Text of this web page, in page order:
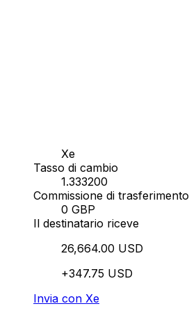
Xe
Tasso di cambio
1.333200
Commissione di trasferimento
0 GBP
Il destinatario riceve
26,664.00 USD
+347.75 USD
Invia con Xe